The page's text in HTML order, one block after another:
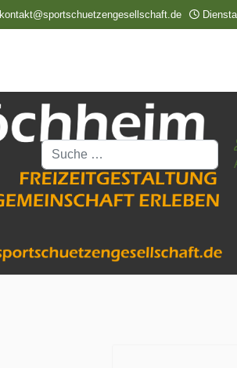
kontakt@sportschuetzengesellschaft.de
Suchen